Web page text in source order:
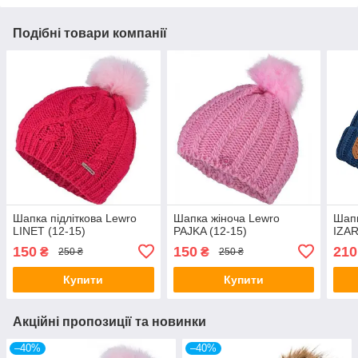
Подібні товари компанії
Шапка підліткова Lewro
LINET (12-15)
150 ₴ 250 ₴
Купити
Шапка жіноча Lewro
PAJKA (12-15)
150₴ 250 ₴
Купити
210
Акційні пропозиції та новинки
–40% –40%